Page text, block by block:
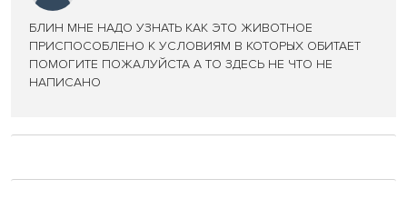
БЛИН МНЕ НАДО УЗНАТЬ КАК ЭТО ЖИВОТНОЕ
ПРИСПОСОБЛЕНО К УСЛОВИЯМ В КОТОРЫХ ОБИТАЕТ
ПОМОГИТЕ ПОЖАЛУЙСТА А ТО ЗДЕСЬ НЕ ЧТО НЕ
НАПИСАНО